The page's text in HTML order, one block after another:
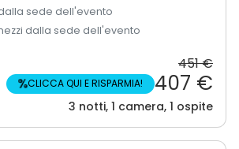
sede dell'evento
dalla sede dell'evento
451 €
%CLICCA QUI E RISPARMIA! 407 €
3 notti, 1 camera, 1 ospite